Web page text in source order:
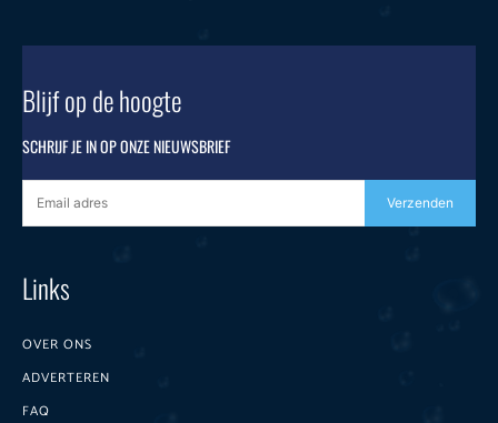
Blijf op de hoogte
SCHRIJF JE IN OP ONZE NIEUWSBRIEF
Verzenden
Links
OVER ONS
ADVERTEREN
FAQ